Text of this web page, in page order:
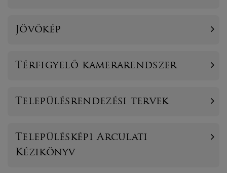
Jövőkép
Térfigyelő kamerarendszer
Településrendezési tervek
Településképi Arculati
Kézikönyv